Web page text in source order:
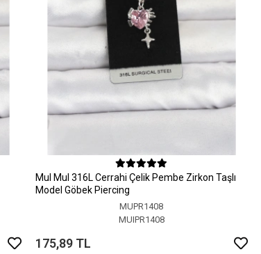
MuI MuI 316L Cerrahi Çelik Pembe Zirkon Taşlı
Model Göbek Piercing
MUPR1408
MUIPR1408
175,89 TL